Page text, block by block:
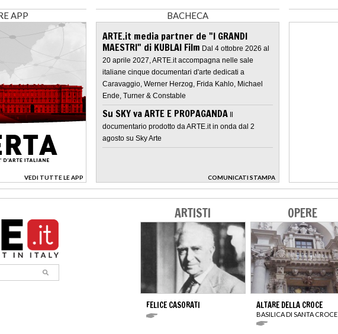
APP
VEDI TUTTE LE APP
>
BACHECA
ARTE.it media partner de "I GRANDI
MAESTRI" di KUBLAI Film Dal 4 ottobre 2026 al
20 aprile 2027, ARTE.it accompagna nelle sale
italiane cinque documentari d'arte dedicati a
Caravaggio, Werner Herzog, Frida Kahlo, Michael
Ende, Turner & Constable
Su SKY va ARTE E PROPAGANDA Il
documentario prodotto da ARTE.it in onda dal 2
agosto su Sky Arte
COMUNICATI STAMPA
>
ARTISTI
FELICE CASORATI
OPERE
ALTARE DELLA CROCE
BASILICA DI SANTA CROCE